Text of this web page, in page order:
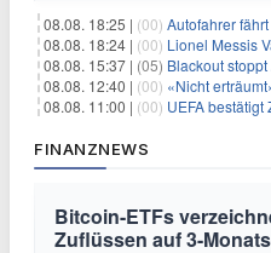
08.08. 18:25 | (00) Autofahrer
08.08. 18:24 | (00) Lionel Messis
08.08. 15:37 | (05) Blackout
08.08. 12:40 | (00) «Nicht erträumt»:
08.08. 11:00 | (00) UEFA bestätigt
FINANZNEWS
Bitcoin-ETFs
Zuflüssen auf 3-